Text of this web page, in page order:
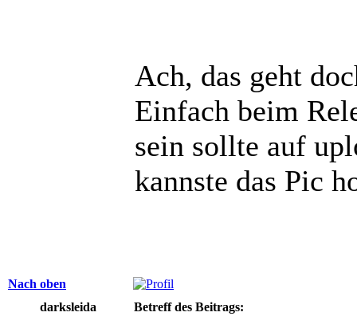
Ach, das geht
Einfach beim
sein sollte auf
kannste das Pic
Nach oben
darksleida
Betreff des Beitrags: